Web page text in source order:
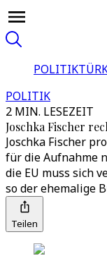
POLITIK
POLITIK
2 MIN. LESEZEIT
Joschka Fischer
Joschka Fischer
für die Aufnahme
die EU muss sich
so der ehemalige
Teilen